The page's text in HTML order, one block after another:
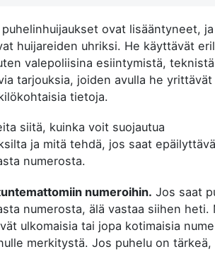
ovat lisääntyneet,
huijareiden uhriksi. He käyttävät
valepoliisina esiintymistä,
tarjouksia, joiden avulla he yrittävät
tietoja.
siitä, kuinka voit suojautua
ja mitä tehdä, jos saat
numerosta.
numeroihin. Jos saat
numerosta, älä vastaa siihen heti.
ulkomaisia tai jopa kotimaisia
merkitystä. Jos puhelu on